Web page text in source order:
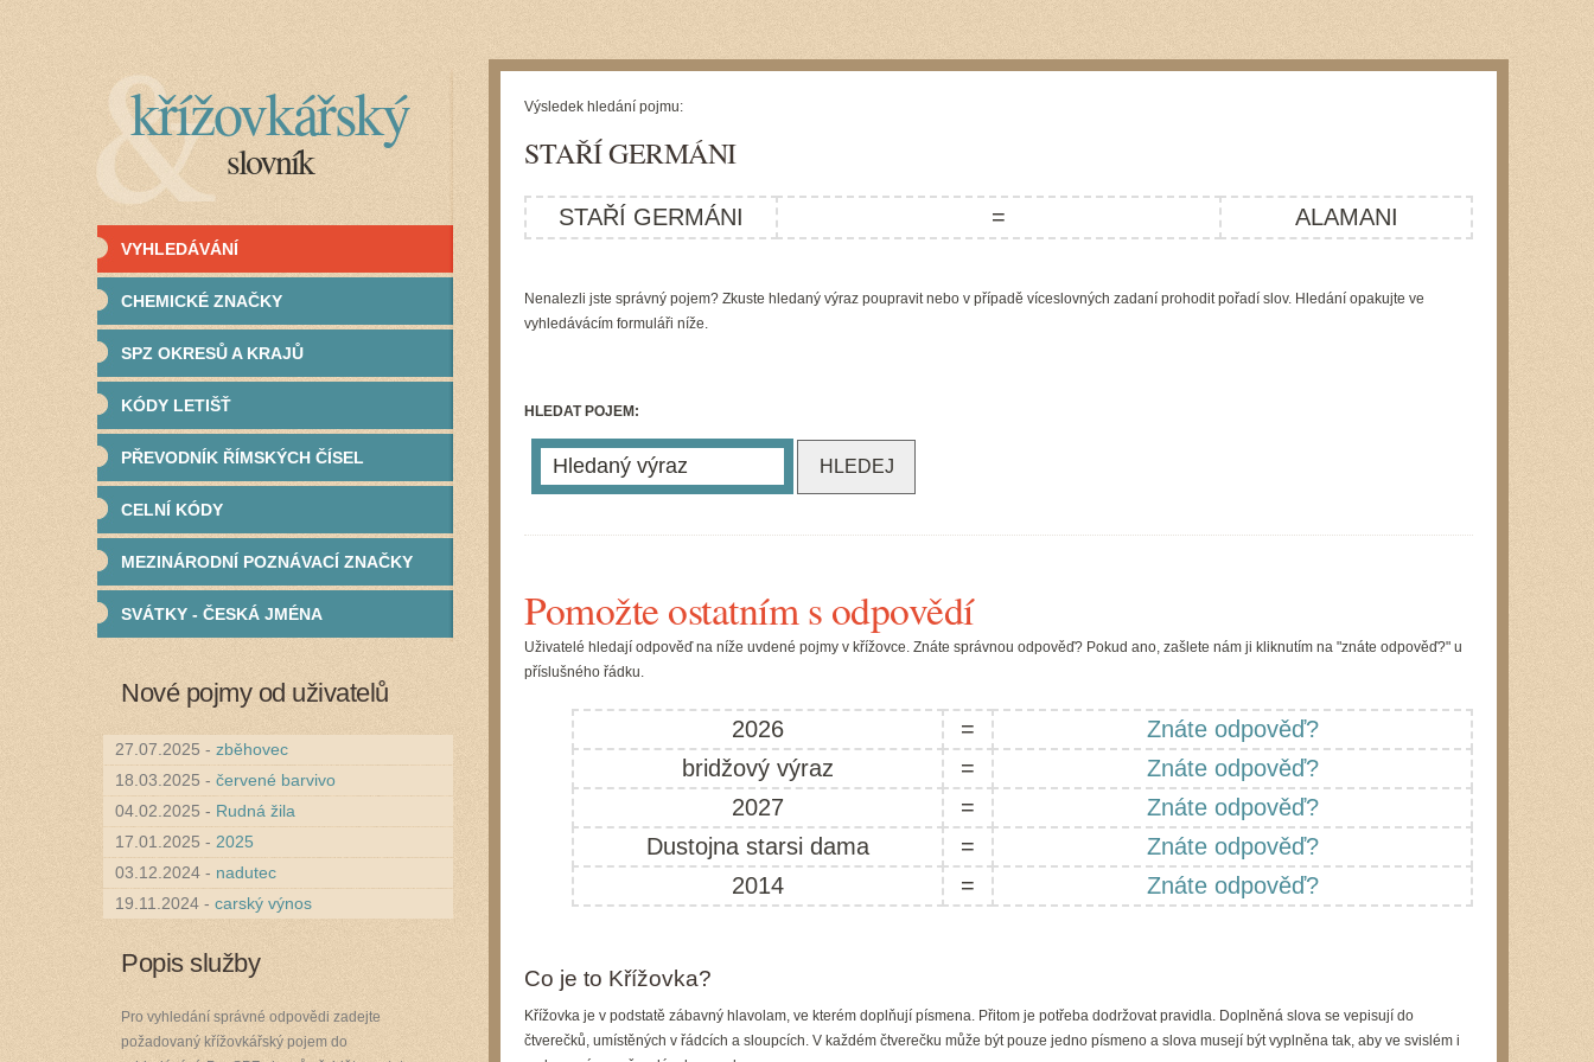
Výsledek hledání pojmu:
STAŘÍ GERMÁNI
STAŘÍ GERMÁNI = ALAMANI
Nenalezli jste správný pojem? Zkuste hledaný výraz poupravit nebo v případě víceslovných zadaní prohodit pořadí slov. Hledání opakujte ve
vyhledávácím formuláři níže.
HLEDAT POJEM:
Pomožte ostatním s odpovědí
Uživatelé hledají odpověď na níže uvdené pojmy v křížovce. Znáte správnou odpověď? Pokud ano, zašlete nám ji kliknutím na "znáte odpověď?" u
příslušného řádku.
2026 =
Znáte odpověď?
bridžový výraz
=
Znáte odpověď?
2027
=
Znáte odpověď?
Dustojna starsi dama
=
Znáte odpověď?
2014
= Znáte odpověď?
Co je to Křížovka?
Křížovka je v podstatě zábavný hlavolam, ve kterém doplňují písmena. Přitom je potřeba dodržovat pravidla. Doplněná slova se vepisují do
čtverečků, umístěných v řádcích a sloupcích. V každém čtverečku může být pouze jedno písmeno a slova musejí být vyplněna tak, aby ve svislém i
křížovkářský
slovník
VYHLEDÁVÁNÍ
CHEMICKÉ ZNAČKY
SPZ OKRESŮ A KRAJŮ
KÓDY LETIŠŤ
PŘEVODNÍK ŘÍMSKÝCH ČÍSEL
CELNÍ KÓDY
MEZINÁRODNÍ POZNÁVACÍ ZNAČKY
SVÁTKY - ČESKÁ JMÉNA
Nové pojmy od uživatelů
27.07.2025 - zběhovec
18.03.2025 - červené barvivo
04.02.2025 - Rudná žila
17.01.2025 - 2025
03.12.2024 - nadutec
19.11.2024 - carský výnos
Popis služby
Pro vyhledání správné odpovědi zadejte
požadovaný křížovkářský pojem do